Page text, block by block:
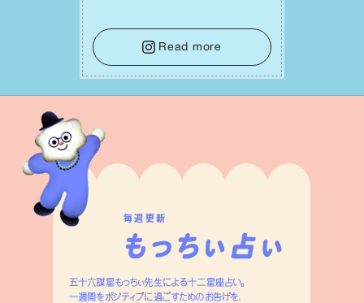
⾝や疲れていそうな⼈をいたわることに
時間を使いましょう。ここでしっかりとエ
ネルギーを蓄え、困難を乗り越える⼒に
変えましょう。
Read more
毎週更新
五十六謀星もっちぃ先生による十二星座占い。
一週間をポジティブに過ごすためのお告げを、